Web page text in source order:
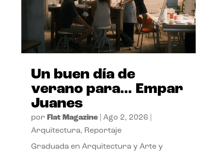
Un buen día de
verano para… Empar
Juanes
por Flat Magazine| Ago 2, 2026
Arquitectura, Reportaje
Graduada en Arquitectura y Arte y